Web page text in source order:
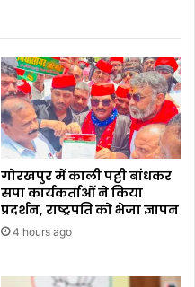
गोरखपुर में काली पट्टी बांधकर
सपा कार्यकर्ताओं ने किया
प्रदर्शन, राष्ट्रपति को भेजा ज्ञापन
4 hours ago